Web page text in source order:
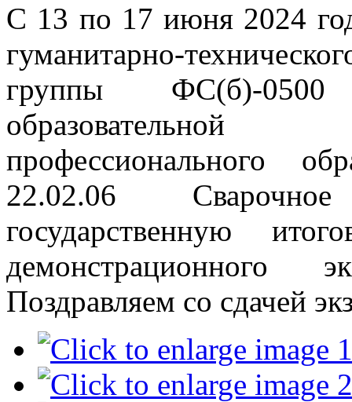
С 13 по 17 июня 2024
гуманитарно-
группы ФС(б)-0500
профессионального
22.02.06
государственную
демонстрационного
Поздравляем со сдачей